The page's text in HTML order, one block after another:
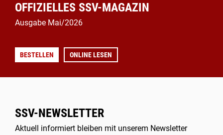
OFFIZIELLES SSV-MAGAZIN
Ausgabe Mai/2026
BESTELLEN ONLINE LESEN
SSV-NEWSLETTER
Aktuell informiert bleiben mit unserem Newsletter